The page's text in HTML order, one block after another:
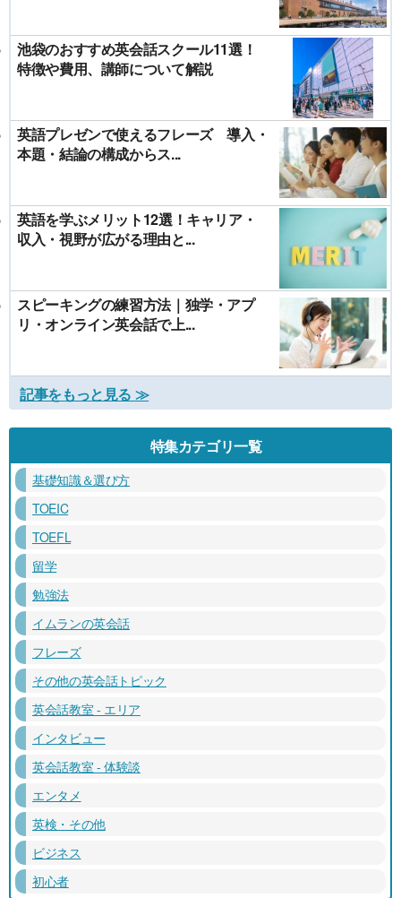
池袋のおすすめ英会話スクール11選！
特徴や費用、講師について解説
英語プレゼンで使えるフレーズ 導入・
本題・結論の構成からス...
英語を学ぶメリット12選！キャリア・
収入・視野が広がる理由と...
スピーキングの練習方法｜独学・アプ
リ・オンライン英会話で上...
記事をもっと見る ≫
特集カテゴリ一覧
基礎知識＆選び方
TOEIC
TOEFL
留学
勉強法
イムランの英会話
フレーズ
その他の英会話トピック
英会話教室 - エリア
インタビュー
英会話教室 - 体験談
エンタメ
英検・その他
ビジネス
初心者